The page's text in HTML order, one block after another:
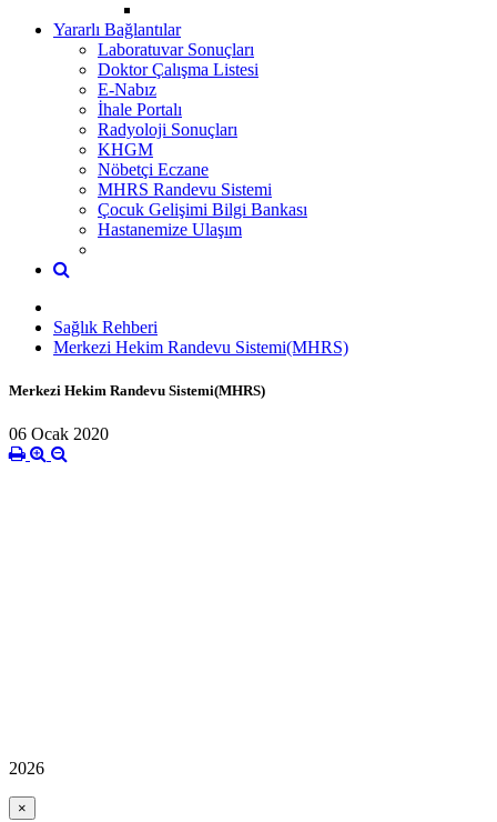
Yararlı Bağlantılar
Laboratuvar Sonuçları
Doktor Çalışma Listesi
E-Nabız
İhale Portalı
Radyoloji Sonuçları
KHGM
Nöbetçi Eczane
MHRS Randevu Sistemi
Çocuk Gelişimi Bilgi Bankası
Hastanemize Ulaşım
Sağlık Rehberi
Merkezi Hekim Randevu Sistemi(MHRS)
Merkezi Hekim Randevu Sistemi(MHRS)
06 Ocak 2020
2026
×